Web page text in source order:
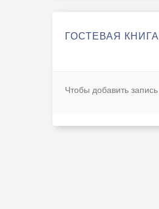
ГОСТЕВАЯ КНИГА
Чтобы добавить запись